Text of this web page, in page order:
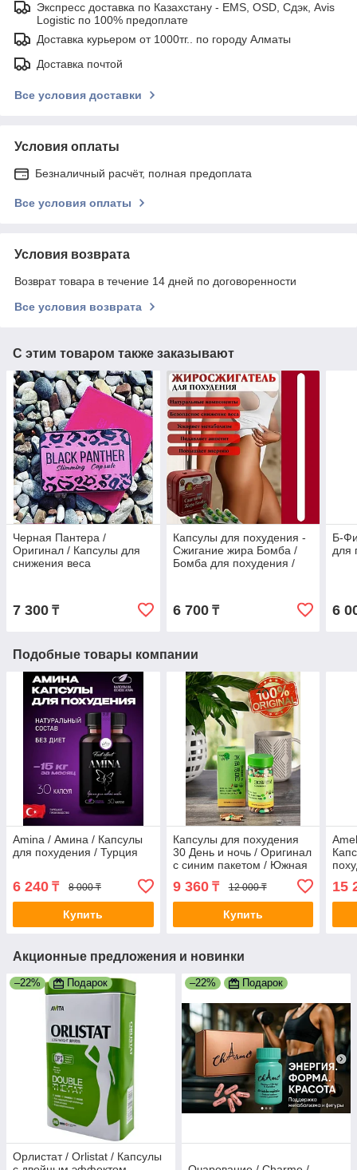
Экспресс доставка по Казахстану - EMS, OSD, Сдэк, Avis
Logistic по 100% предоплате
Доставка курьером от 1000тг.. по городу Алматы
Доставка почтой
Все условия доставки
Условия оплаты
Безналичный расчёт, полная предоплата
Все условия оплаты
Условия возврата
Возврат товара в течение 14 дней по договоренности
Все условия возврата
С этим товаром также заказывают
Черная Пантера /
Оригинал / Капсулы для
снижения веса
7 300 ₸
Капсулы для похудения -
Сжигание жира Бомба /
Бомба для похудения /
6 700₸
Б-
для
6
Подобные товары компании
Amina / Амина / Капсулы
для похудения / Турция
6 240 ₸ 8 000 ₸
Купить
Капсулы для похудения
30 День и ночь / Оригинал
с синим пакетом / Южная
9 360₸ 12 000 ₸
Купить
15
Акционные предложения и новинки
–22% Подарок
Орлистат / Orlistat / Капсулы
–22% Подарок